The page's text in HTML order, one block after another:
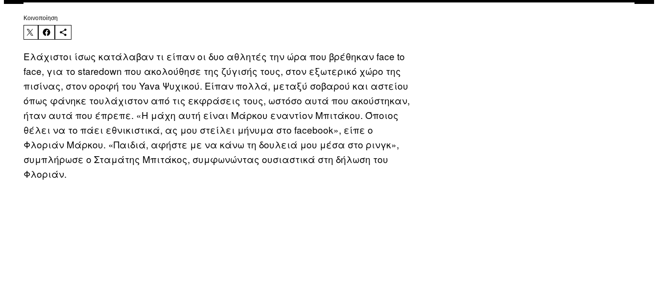
Kοινοποίηση
Ελάχιστοι ίσως κατάλαβαν τι είπαν οι δυο αθλητές την ώρα που βρέθηκαν face to
face, για το staredown που ακολούθησε της ζύγισής τους, στον εξωτερικό χώρο της
πισίνας, στον οροφή του Yava Ψυχικού. Είπαν πολλά, μεταξύ σοβαρού και αστείου
όπως φάνηκε τουλάχιστον από τις εκφράσεις τους, ωστόσο αυτά που ακούστηκαν,
ήταν αυτά που έπρεπε. «Η μάχη αυτή είναι Μάρκου εναντίον Μπιτάκου. Όποιος
θέλει να το πάει εθνικιστικά, ας μου στείλει μήνυμα στο facebook», είπε ο
Φλοριάν Μάρκου. «Παιδιά, αφήστε με να κάνω τη δουλειά μου μέσα στο ρινγκ»,
συμπλήρωσε ο Σταμάτης Μπιτάκος, συμφωνώντας ουσιαστικά στη δήλωση του
Φλοριάν.